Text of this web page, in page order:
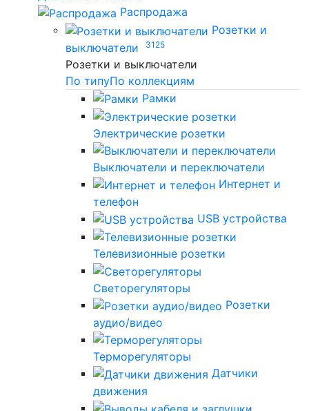
Распродажа
Розетки и
выключатели
3125
Розетки и выключатели
По типуПо коллекциям
Рамки
Электрические розетки
Выключатели и переключатели
Интернет и
телефон
USB устройства
Телевизионные розетки
Светорегуляторы
Розетки
аудио/видео
Терморегуляторы
Датчики
движения